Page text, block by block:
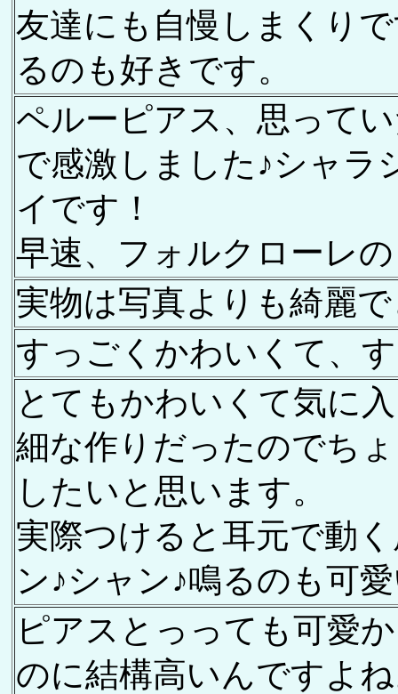
友達にも自慢しまくり
るのも好きです。
ペルーピアス、思って
で感激しました♪シャラ
イです！
早速、フォルクローレ
実物は写真よりも綺麗
すっごくかわいくて、
とてもかわいくて気に
細な作りだったのでち
したいと思います。
実際つけると耳元で動
ン♪シャン♪鳴るのも可
ピアスとっっても可愛
のに結構高いんですよ